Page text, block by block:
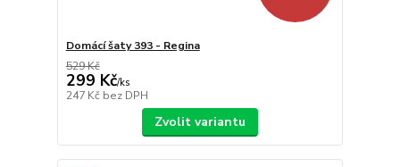
Domácí šaty 393 - Regina
529 Kč
299 Kč/ks
247 Kč bez DPH
Zvolit variantu